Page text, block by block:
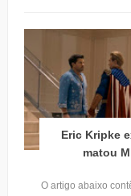
Eric Kripke
matou
O artigo abaixo